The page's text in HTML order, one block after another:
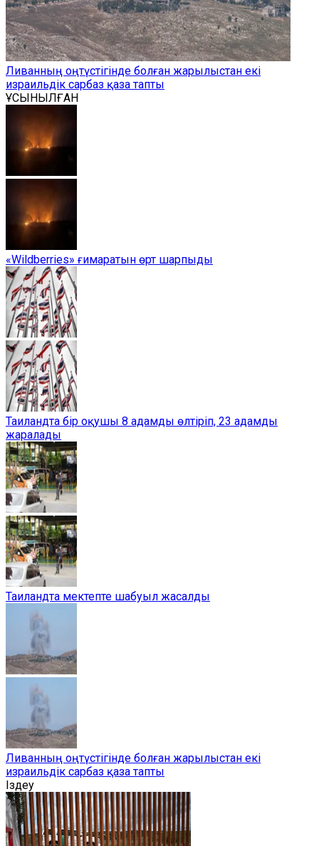
Ливанның оңтүстігінде болған жарылыстан екі
израильдік сарбаз қаза тапты
ҰСЫНЫЛҒАН
«Wildberries» ғимаратын өрт шарпыды
Таиландта бір оқушы 8 адамды өлтіріп, 23 адамды
жаралады
Таиландта мектепте шабуыл жасалды
Ливанның оңтүстігінде болған жарылыстан екі
израильдік сарбаз қаза тапты
Іздеу